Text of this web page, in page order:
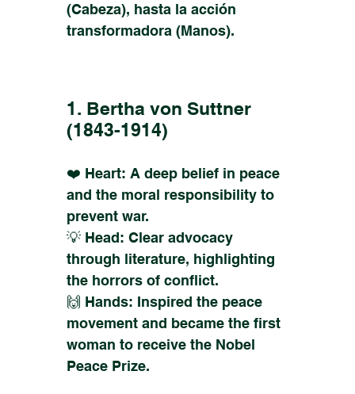
(Cabeza), hasta la acción
transformadora (Manos).
1. Bertha von Suttner
(1843-1914)
❤️ Heart: A deep belief in peace
and the moral responsibility to
prevent war.
💡 Head: Clear advocacy
through literature, highlighting
the horrors of conflict.
🙌 Hands: Inspired the peace
movement and became the first
woman to receive the Nobel
Peace Prize.